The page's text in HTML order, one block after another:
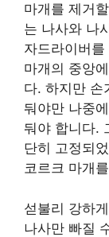
마개를 제거
는 나사와 나
자드라이버
마개의 중앙
다. 하지만 손
둬야만 나중
둬야 합니다.
단히 고정되
코르크 마개
섣불리 강하
나사만 빠질